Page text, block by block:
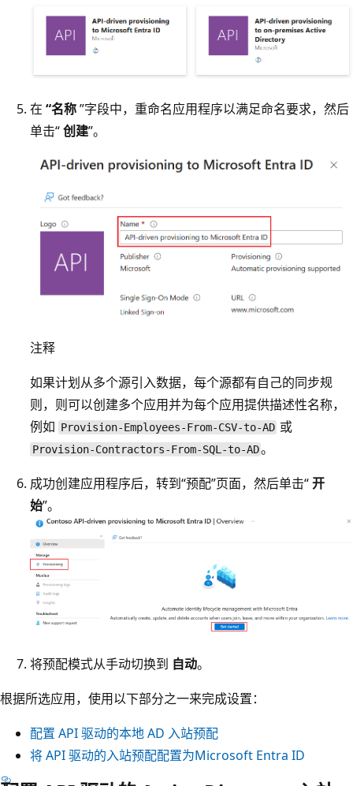
在 “名称”字段中，重命名应用程序以满足命名要求，然后
单击“创建”。
注释
如果计划从多个源引入数据，每个源都有自己的同步规
则，则可以创建多个应用并为每个应用提供描述性名称，
例如 Provision-Employees-From-CSV-to-AD 或
Provision-Contractors-From-SQL-to-AD。
成功创建应用程序后，转到“预配”页面，然后单击“开
始”。
将预配模式从手动切换到 自动。
根据所选应用，使用以下部分之一来完成设置：
配置 API 驱动的本地 AD 入站预配
将 API 驱动的入站预配配置为Microsoft Entra ID